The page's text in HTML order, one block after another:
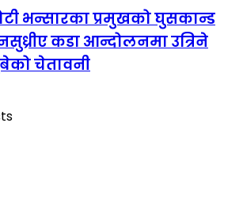
भन्सारका प्रमुखको घुसकान्ड
कडा आन्दोलनमा उत्रिने
चेतावनी